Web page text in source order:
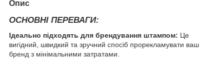
Опис
ОСНОВНІ ПЕРЕВАГИ:
Ідеально підходять для брендування штампом: Це
вигідний, швидкий та зручний спосіб прорекламувати ваш
бренд з мінімальними затратами.